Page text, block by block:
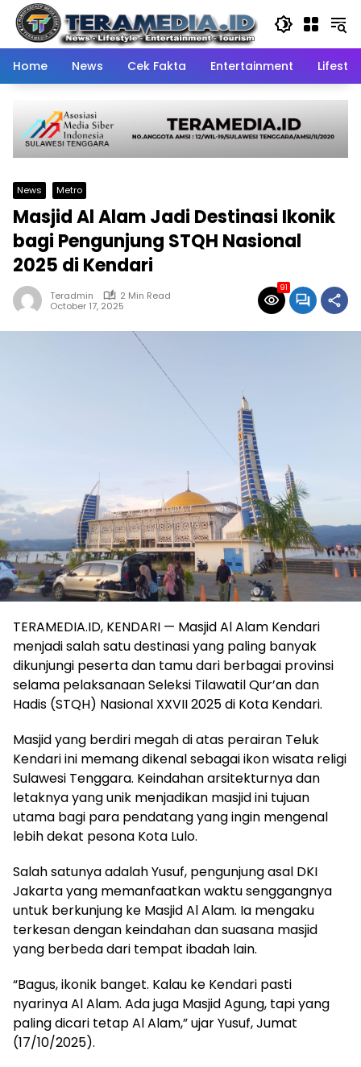
Skip
content
Home
News Cek Fakta Entertainment
News Metro
Masjid Al Alam Jadi Destinasi Ikonik
bagi Pengunjung STQH Nasional
2025 di Kendari
Teradmin
2 Min Read
October 17, 2025
91
TERAMEDIA.ID, KENDARI — Masjid Al Alam Kendari
menjadi salah satu destinasi yang paling banyak
dikunjungi peserta dan tamu dari berbagai provinsi
selama pelaksanaan Seleksi Tilawatil Qur’an dan
Hadis (STQH) Nasional XXVII 2025 di Kota Kendari.
Masjid yang berdiri megah di atas perairan Teluk
Kendari ini memang dikenal sebagai ikon wisata religi
Sulawesi Tenggara. Keindahan arsitekturnya dan
letaknya yang unik menjadikan masjid ini tujuan
utama bagi para pendatang yang ingin mengenal
lebih dekat pesona Kota Lulo.
Salah satunya adalah Yusuf, pengunjung asal DKI
Jakarta yang memanfaatkan waktu senggangnya
untuk berkunjung ke Masjid Al Alam. Ia mengaku
terkesan dengan keindahan dan suasana masjid
yang berbeda dari tempat ibadah lain.
“Bagus, ikonik banget. Kalau ke Kendari pasti
nyarinya Al Alam. Ada juga Masjid Agung, tapi yang
paling dicari tetap Al Alam,” ujar Yusuf, Jumat
(17/10/2025).